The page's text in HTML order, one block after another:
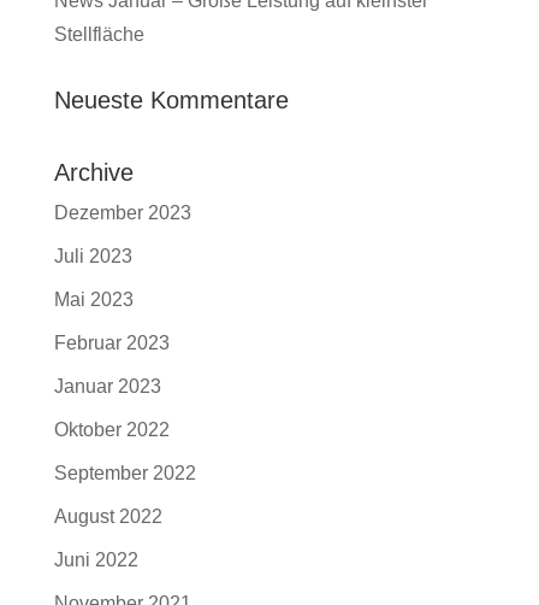
Stellfläche
Neueste Kommentare
Archive
Dezember 2023
Juli 2023
Mai 2023
Februar 2023
Januar 2023
Oktober 2022
September 2022
August 2022
Juni 2022